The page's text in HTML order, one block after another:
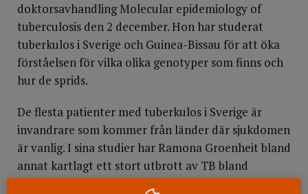
doktorsavhandling Molecular epidemiology of
tuberculosis den 2 december. Hon har studerat
tuberkulos i Sverige och Guinea-Bissau för att öka
förståelsen för vilka olika genotyper som finns och
hur de sprids.
De flesta patienter med tuberkulos i Sverige är
invandrare som kommer från länder där sjukdomen
är vanlig. I sina studier har Ramona Groenheit bland
annat kartlagt ett stort utbrott av TB bland
personer från Afrikas horn, bosatta i Stockholm.